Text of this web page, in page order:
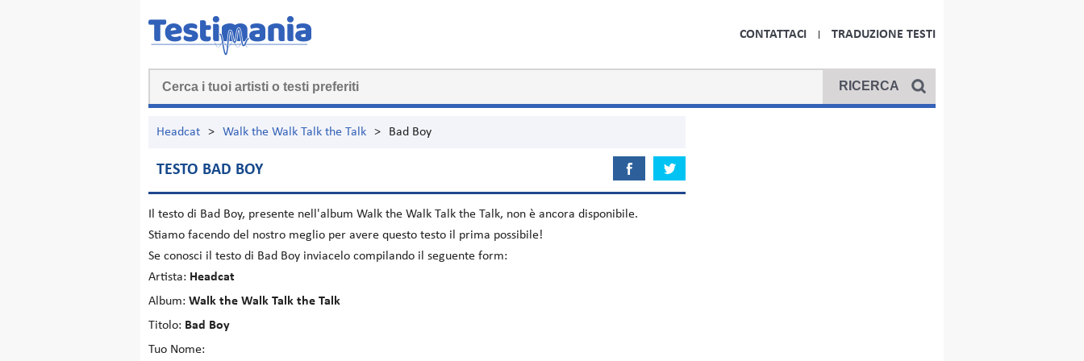
CONTATTACI TRADUZIONE TESTI
Headcat > Walk the Walk Talk the Talk > Bad Boy
TESTO BAD BOY
Il testo di Bad Boy, presente nell'album Walk the Walk Talk the Talk, non è ancora disponibile.
Stiamo facendo del nostro meglio per avere questo testo il prima possibile!
Se conosci il testo di Bad Boy inviacelo compilando il seguente form:
Artista: Headcat
Album: Walk the Walk Talk the Talk
Titolo: Bad Boy
Tuo Nome: